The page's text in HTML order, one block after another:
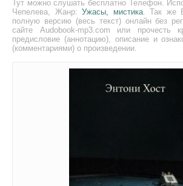
Тут можно слушать бесплатно Телефон.
Чепелева, Жанр: Ужасы, мистика. Так же
полную версию (весь текст) онлайн без
сайте Audobook-mp3.com или прочесть
предисловие (аннотацию), описание и
(комментариями) о произведении.